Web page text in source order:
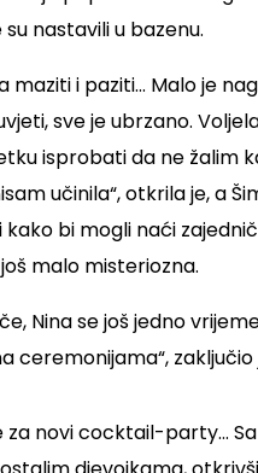
su nastavili u bazenu.
maziti i paziti... Malo je
sve je ubrzano.
isprobati da ne žalim
učinila“, otkrila je, a
bi mogli naći
malo misteriozna.
Nina se još jedno
ceremonijama“, zaključio
za novi cocktail-party...